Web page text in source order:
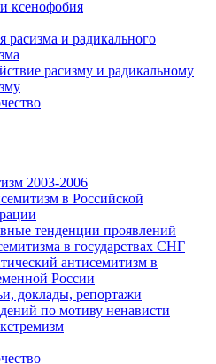
ксенофобия
расизма и радикального
расизму и радикальному
2003-2006
в Российской
тенденции проявлений
в государствах СНГ
антисемитизм в
России
доклады, репортажи
по мотиву ненависти